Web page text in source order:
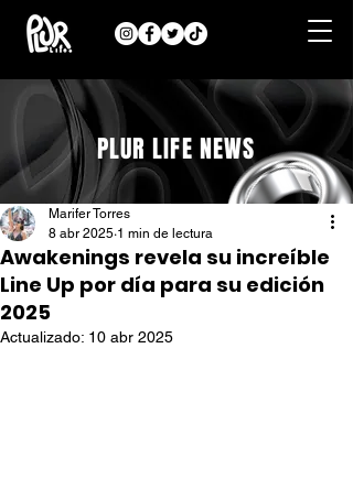
PLUR LIFE NEWS
Awakenings revela su increíble
Line Up por día para su edición
2025
Marifer Torres
8 abr 2025 1 min de lectura
Actualizado: 10 abr 2025